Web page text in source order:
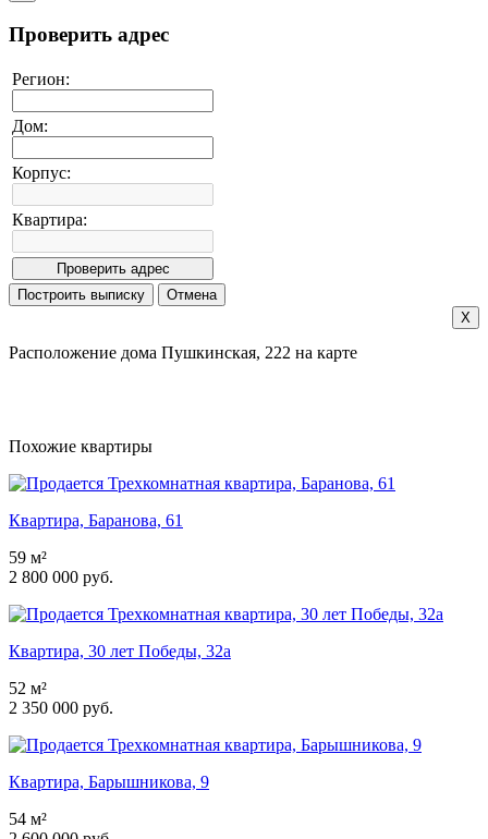
Проверить адрес
Регион:
Дом:
Корпус:
Квартира:
X
Расположение дома Пушкинская, 222 на карте
Похожие квартиры
Квартира, Баранова, 61
59 м²
2 800 000 руб.
Квартира, 30 лет Победы, 32а
52 м²
2 350 000 руб.
Квартира, Барышникова, 9
54 м²